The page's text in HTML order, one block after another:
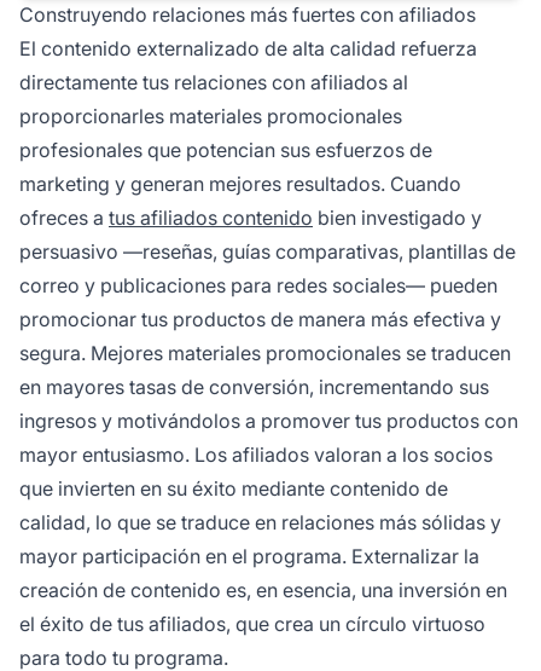
Construyendo relaciones más fuertes con afiliados
El contenido externalizado de alta calidad refuerza
directamente tus relaciones con afiliados al
proporcionarles materiales promocionales
profesionales que potencian sus esfuerzos de
marketing y generan mejores resultados. Cuando
ofreces a tus afiliados contenido bien investigado y
persuasivo —reseñas, guías comparativas, plantillas de
correo y publicaciones para redes sociales— pueden
promocionar tus productos de manera más efectiva y
segura. Mejores materiales promocionales se traducen
en mayores tasas de conversión, incrementando sus
ingresos y motivándolos a promover tus productos con
mayor entusiasmo. Los afiliados valoran a los socios
que invierten en su éxito mediante contenido de
calidad, lo que se traduce en relaciones más sólidas y
mayor participación en el programa. Externalizar la
creación de contenido es, en esencia, una inversión en
el éxito de tus afiliados, que crea un círculo virtuoso
para todo tu programa.